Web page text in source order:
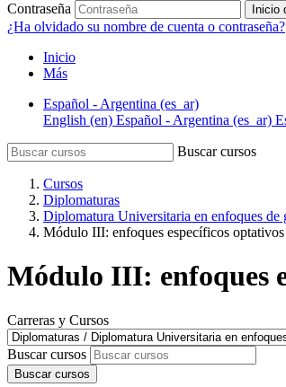
Contraseña
Inicio
¿Ha olvidado su nombre de cuenta o contraseña?
Inicio
Más
Español - Argentina ‎(es_ar)‎
English ‎(en)‎ Español - Argentina ‎(es_ar)‎
Buscar cursos
Cursos
Diplomaturas
Diplomatura Universitaria en enfoques de
Módulo III: enfoques específicos
Módulo III: enfoques
Carreras y Cursos
Buscar cursos
Buscar cursos